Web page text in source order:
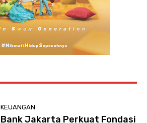
KEUANGAN
Bank Jakarta Perkuat Fondasi